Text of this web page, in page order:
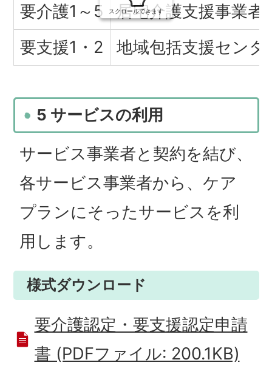
要介護1～5
居宅介護支援事業
要支援1・2
地域包括支援セン
スクロールできます
5 サービスの利用
サービス事業者と契約を結び、
各サービス事業者から、ケア
プランにそったサービスを利
用します。
様式ダウンロード
要介護認定・要支援認定申請
書 (PDFファイル: 200.1KB)